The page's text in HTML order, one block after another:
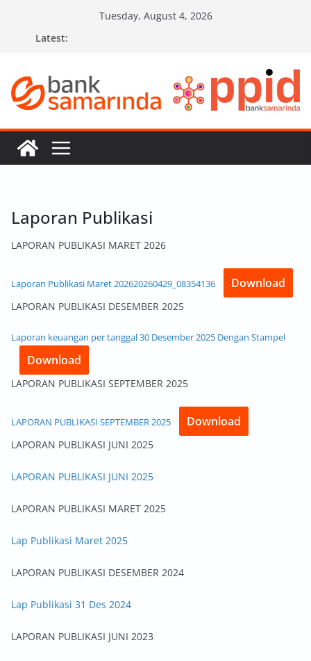
Tuesday, August 4, 2026
Latest:
Laporan Publikasi
LAPORAN PUBLIKASI MARET 2026
Laporan Publikasi Maret 202620260429_08354136 Download
LAPORAN PUBLIKASI DESEMBER 2025
Laporan keuangan per tanggal 30 Desember 2025 Dengan Stampel
Download
LAPORAN PUBLIKASI SEPTEMBER 2025
LAPORAN PUBLIKASI SEPTEMBER 2025 Download
LAPORAN PUBLIKASI JUNI 2025
LAPORAN PUBLIKASI JUNI 2025
LAPORAN PUBLIKASI MARET 2025
Lap Publikasi Maret 2025
LAPORAN PUBLIKASI DESEMBER 2024
Lap Publikasi 31 Des 2024
LAPORAN PUBLIKASI JUNI 2023